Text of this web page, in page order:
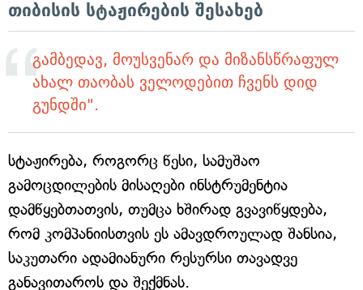
თიბისის სტაჟირების შესახებ
გამბედავ, მოუსვენარ და მიზანსწრაფულ
ახალ თაობას ველოდებით ჩვენს დიდ
გუნდში".
სტაჟირება, როგორც წესი, სამუშაო
გამოცდილების მისაღები ინსტრუმენტია
დამწყებთათვის, თუმცა ხშირად გვავიწყდება,
რომ კომპანიისთვის ეს ამავდროულად შანსია,
საკუთარი ადამიანური რესურსი თავადვე
განავითაროს და შექმნას.